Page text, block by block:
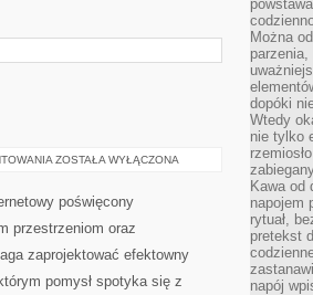
TRAWNIKI
ZOSTAŁA WYŁĄCZONA
poświęcony
przestrzeniom oraz
zaprojektować efektowny
pomysł spotyka się z
Można
parzenia,
dopóki
Wtedy
nie tylko
Kawa od
napojem
rytuał,
pretekst
napój